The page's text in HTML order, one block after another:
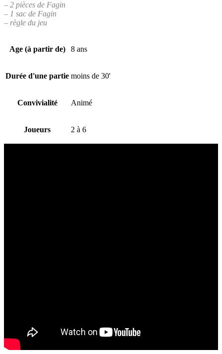
– 2 pièces de Fagin
– 1 sac de Fagin
– règle du jeu
Age (à partir de) 8 ans
Durée d'une partie moins de 30'
Convivialité Animé
Joueurs 2 à 6